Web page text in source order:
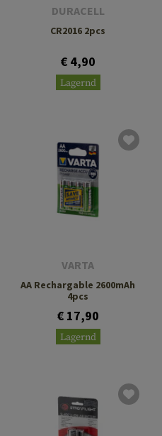
DURACELL
CR2016 2pcs
€ 4,90
Lagernd
VARTA
AA Rechargable 2600mAh
4pcs
€ 17,90
Lagernd